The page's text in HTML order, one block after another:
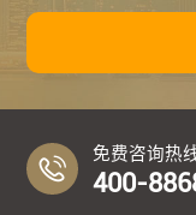
免费咨询热
400-